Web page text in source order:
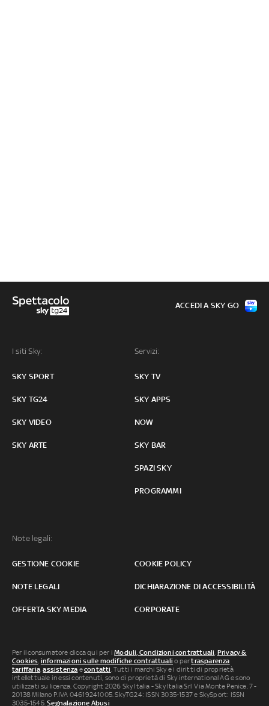
I siti Sky:
SKY SPORT
SKY TG24
SKY VIDEO
SKY ARTE
Servizi:
SKY TV
SKY APPS
NOW
SKY BAR
SPAZI SKY
PROGRAMMI
Note legali:
GESTIONE COOKIE COOKIE POLICY
NOTE LEGALI DICHIARAZIONE DI ACCESSIBILITÀ
OFFERTA SKY MEDIA CORPORATE
ACCEDI A SKY GO
Per il consumatore clicca qui per iModuli, Condizioni contrattuali Privacy &
Cookies informazioni sulle modifiche contrattuali o pertrasparenza
tariffaria ,assistenza econtatti . Tutti i marchi Sky e i diritti di proprietà
intellettuale in essi contenuti, sono di proprietà di Sky international AG e sono
utilizzati su licenza. Copyright 2026 Sky Italia - Sky Italia Srl Via Monte Penice, 7 -
20138 Milano P.IVA 04619241005. SkyTG24: ISSN 3035-1537 e SkySport: ISSN
3035-1545.Segnalazione Abusi